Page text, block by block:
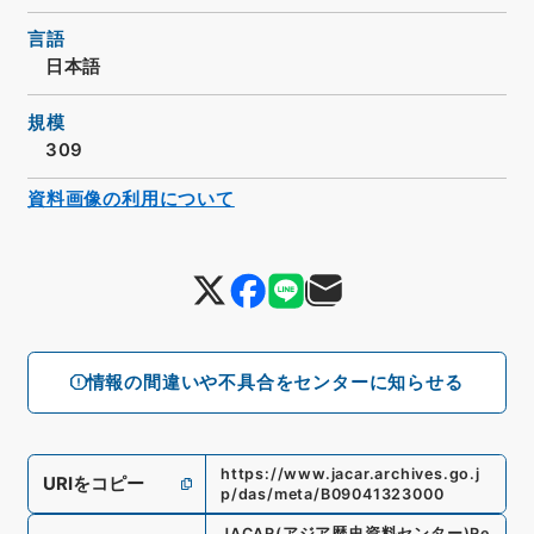
情報の間違いや不具合をセンターに知らせる
言語
日本語
規模
309
URIをコピー
https://www.jacar.archives.go.j
p/das/meta/B09041323000
資料画像の利用について